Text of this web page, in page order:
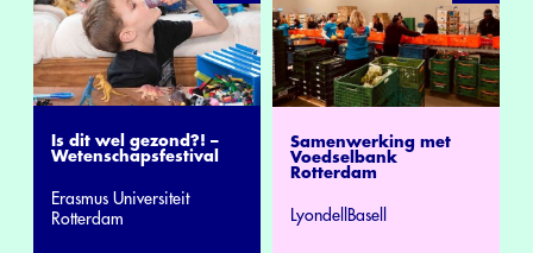
Is dit wel gezond?! –
Wetenschapsfestival
Erasmus Universiteit
Rotterdam
Samenwerking met
Voedselbank
Rotterdam
LyondellBasell